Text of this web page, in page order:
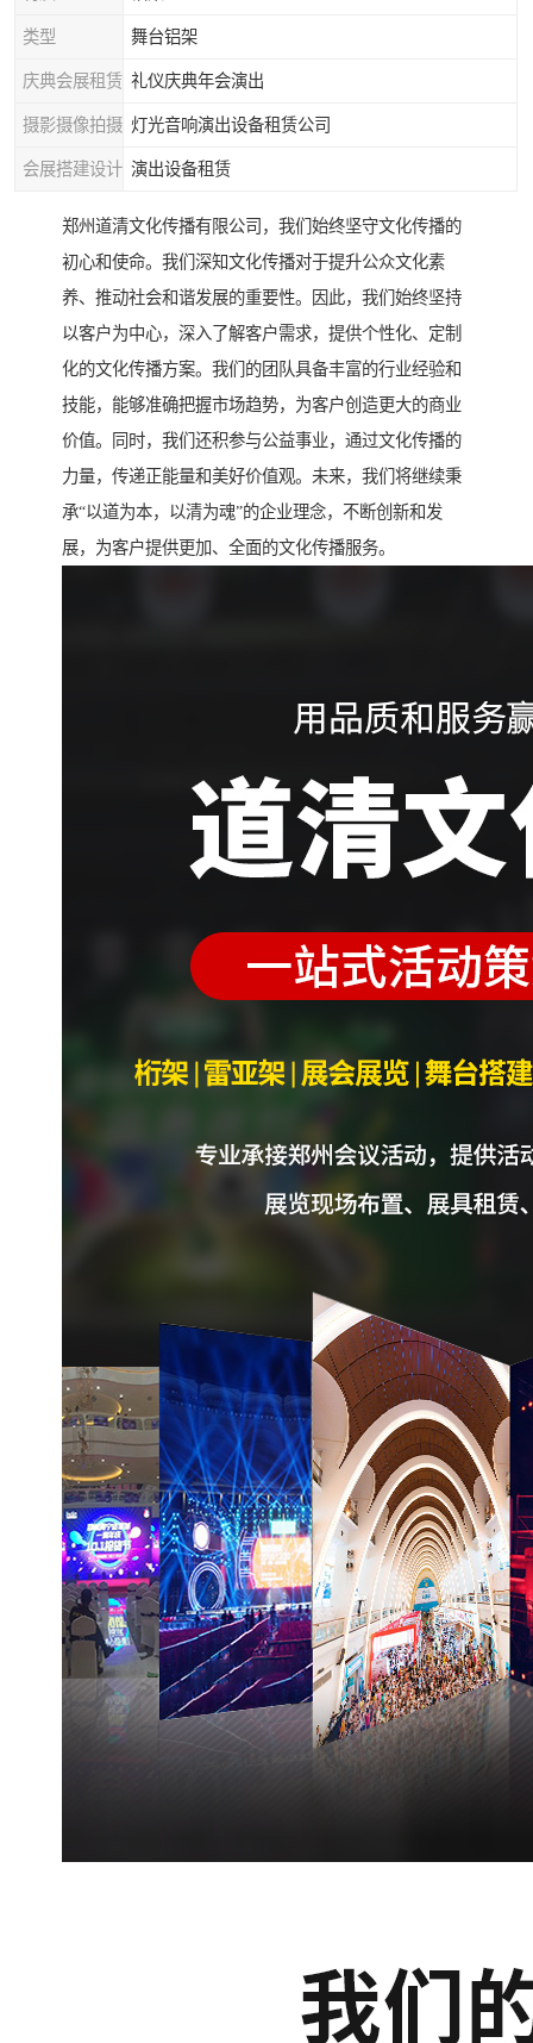
类型 舞台铝架
庆典会展租赁 礼仪庆典年会演出
摄影摄像拍摄 灯光音响演出设备租赁公司
会展搭建设计 演出设备租赁
郑州道清文化传播有限公司，我们始终坚守文化传播的
初心和使命。我们深知文化传播对于提升公众文化素
养、推动社会和谐发展的重要性。因此，我们始终坚持
以客户为中心，深入了解客户需求，提供个性化、定制
化的文化传播方案。我们的团队具备丰富的行业经验和
技能，能够准确把握市场趋势，为客户创造更大的商业
价值。同时，我们还积参与公益事业，通过文化传播的
力量，传递正能量和美好价值观。未来，我们将继续秉
承“以道为本，以清为魂”的企业理念，不断创新和发
展，为客户提供更加、全面的文化传播服务。